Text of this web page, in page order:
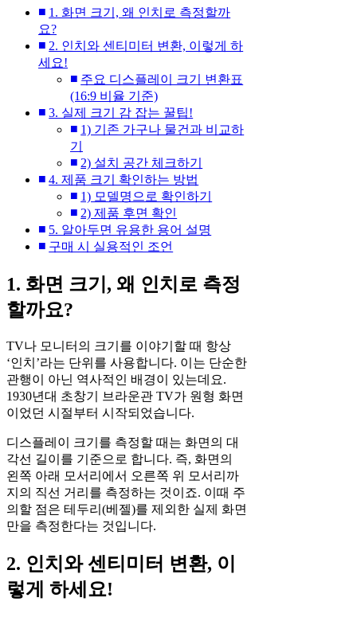
1. 화면 크기, 왜 인치로 측정할까
요?
2. 인치와 센티미터 변환, 이렇게 하
세요!
주요 디스플레이 크기 변환표
(16:9 비율 기준)
3. 실제 크기 감 잡는 꿀팁!
1) 기존 가구나 물건과 비교하
기
2) 설치 공간 체크하기
4. 제품 크기 확인하는 방법
1) 모델명으로 확인하기
2) 제품 후면 확인
5. 알아두면 유용한 용어 설명
구매 시 실용적인 조언
1. 화면 크기, 왜 인치로 측정
할까요?
TV나 모니터의 크기를 이야기할 때 항상
‘인치’라는 단위를 사용합니다. 이는 단순한
관행이 아닌 역사적인 배경이 있는데요.
1930년대 초창기 브라운관 TV가 원형 화면
이었던 시절부터 시작되었습니다.
디스플레이 크기를 측정할 때는 화면의 대
각선 길이를 기준으로 합니다. 즉, 화면의
왼쪽 아래 모서리에서 오른쪽 위 모서리까
지의 직선 거리를 측정하는 것이죠. 이때 주
의할 점은 테두리(베젤)를 제외한 실제 화면
만을 측정한다는 것입니다.
2. 인치와 센티미터 변환, 이
렇게 하세요!